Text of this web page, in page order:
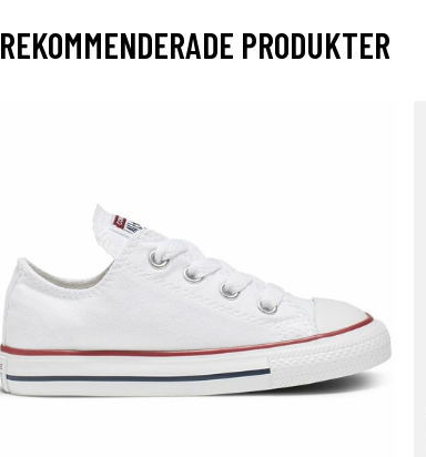
REKOMMENDERADE PRODUKTER